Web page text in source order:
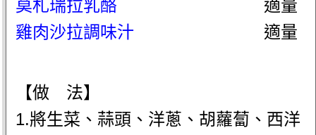
莫札瑞拉乳酪
適量
雞肉沙拉調味汁
適量
【做 法】
1.將生菜、蒜頭、洋蔥、胡蘿蔔、西洋